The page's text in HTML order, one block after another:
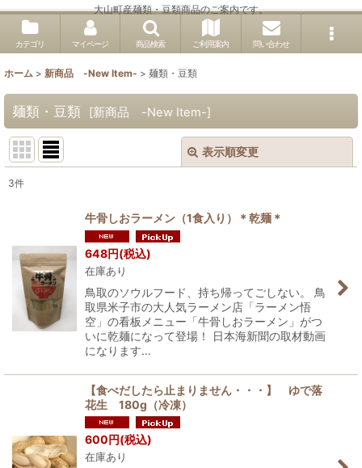
大山町産麺類・豆類商品のご案内です。
カテゴリ マイページ 商品検索 ご利用案内 問い合わせ
ホーム > 新商品 -New Item- > 麺類・豆類
麺類・豆類 [新商品 -New Item-]
表示順変更
並び順:
絞り込む
3件
牛骨しおラーメン（1食入り）＊乾麺＊
648円(税込)
在庫あり
鳥取のソウルフード、持ち帰ってごしない。 鳥
取県米子市の大人気ラーメン店「ラーメン悟
空」の看板メニュー「牛骨しおラーメン」がつ
いに乾麺になって登場！ 日本海新聞の取材動画
になります…
【食べだしたら止まりません・・・】 ゆで落
花生 180g（冷凍）
600円(税込)
在庫あり